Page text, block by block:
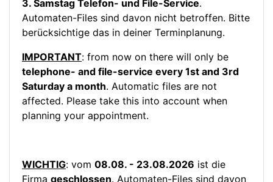
3. Samstag Telefon- und File-Service.
Automaten-Files sind davon nicht betroffen. Bitte
berücksichtige das in deiner Terminplanung.
IMPORTANT: from now on there will only be
telephone- and file-service every 1st and 3rd
Saturday a month. Automatic files are not
affected. Please take this into account when
planning your appointment.
WICHTIG: vom 08.08. - 23.08.2026 ist die
Firma geschlossen. Automaten-Files sind davon